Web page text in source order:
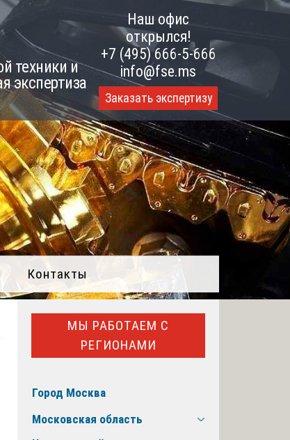
техники и
экспертиза
Наш офис
открылся!
+7 (495) 666-5-666
info@fse.ms
Заказать экспертизу
Контакты
МЫ РАБОТАЕМ С
РЕГИОНАМИ
Город Москва
Московская область